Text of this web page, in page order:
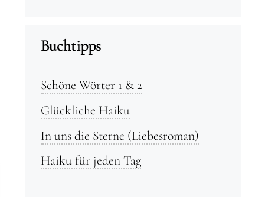
Buchtipps
Schöne Wörter 1 & 2
Glückliche Haiku
In uns die Sterne (Liebesroman)
Haiku für jeden Tag